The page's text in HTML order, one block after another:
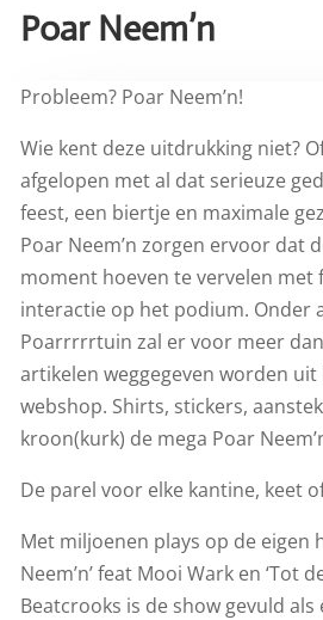
Poar Neem’n
Probleem? Poar Neem’n!
Wie kent deze uitdrukking niet?
afgelopen met al dat serieuze
feest, een biertje en maximale
Poar Neem’n zorgen ervoor dat
moment hoeven te vervelen met
interactie op het podium. Onder
Poarrrrrtuin zal er voor meer dan
artikelen weggegeven worden
webshop. Shirts, stickers,
kroon(kurk) de mega Poar
De parel voor elke kantine, keet
Met miljoenen plays op de eigen
Neem’n’ feat Mooi Wark en ‘Tot
Beatcrooks is de show gevuld